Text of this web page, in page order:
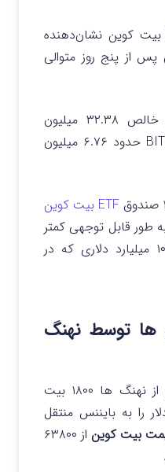
نشان‌دهنده
از پنج روز متوالی
GBTC Grayscale خروجی خالص ۳۲.۳۸ میلیون
دلاری را تجربه و BITB Bitwise حدود ۶.۷۶ میلیون
ETF بیت کوین
که به طور قابل توجهی کمتر
از حجم روزانه حدود ۸ تا ۱۰ میلیارد دلاری که در
ها توسط نهنگ
به گفته Whale Alert، یکی از نهنگ ها ۱۸۰۰ بیت
میلیون دلار را به بایننس منتقل
بیت کوین
از ۶۳۸۰۰